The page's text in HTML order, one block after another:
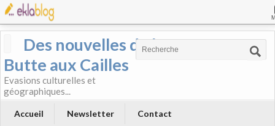
Des nouvelles de la
Butte aux Cailles
Evasions culturelles et
géographiques...
Accueil Newsletter Contact